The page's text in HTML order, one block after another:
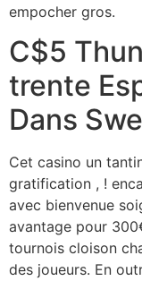
empocher gros.
C$5
trente
Dans
Cet casino un
gratification , !
avec bienvenue
avantage pour
tournois cloison
des joueurs. En